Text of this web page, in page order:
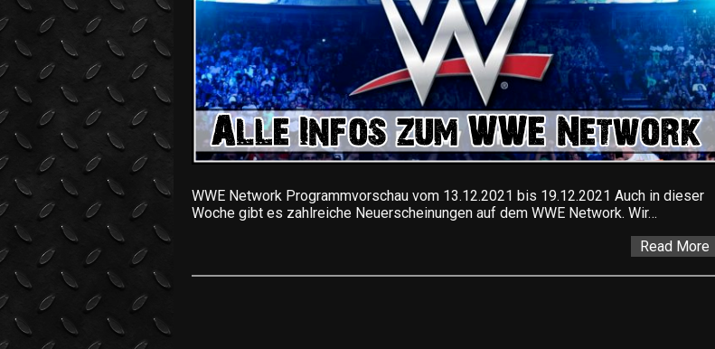
WWE Network Programmvorschau vom 13.12.2021 bis 19.12.2021 Auch in dieser
Woche gibt es zahlreiche Neuerscheinungen auf dem WWE Network. Wir…
Read More